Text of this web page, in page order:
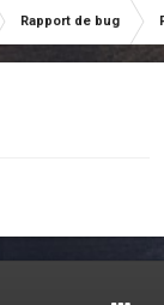
Rapport de bug